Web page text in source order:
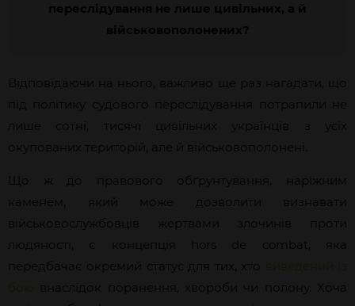
переслідування не лише цивільних, а й
військовополонених?
Відповідаючи на нього, важливо ще раз нагадати, що
під політику судового переслідування потрапили не
лише сотні, тисячі цивільних українців з усіх
окупованих територій, але й військовополонені.
Що ж до правового обґрунтування, наріжним
каменем, який може дозволити визнавати
військовослужбовців жертвами злочинів проти
людяності, є концепція hors de combat, яка
передбачає окремий статус для тих, хто
внаслідок поранення, хвороби чи полону. Хоча